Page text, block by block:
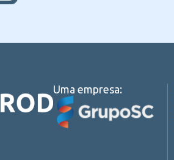
Uma empresa: